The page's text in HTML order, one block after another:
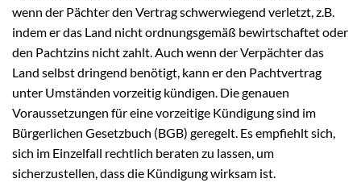
wenn der Pächter den Vertrag schwerwiegend verletzt, z.B.
indem er das Land nicht ordnungsgemäß bewirtschaftet oder
den Pachtzins nicht zahlt. Auch wenn der Verpächter das
Land selbst dringend benötigt, kann er den Pachtvertrag
unter Umständen vorzeitig kündigen. Die genauen
Voraussetzungen für eine vorzeitige Kündigung sind im
Bürgerlichen Gesetzbuch (BGB) geregelt. Es empfiehlt sich,
sich im Einzelfall rechtlich beraten zu lassen, um
sicherzustellen, dass die Kündigung wirksam ist.